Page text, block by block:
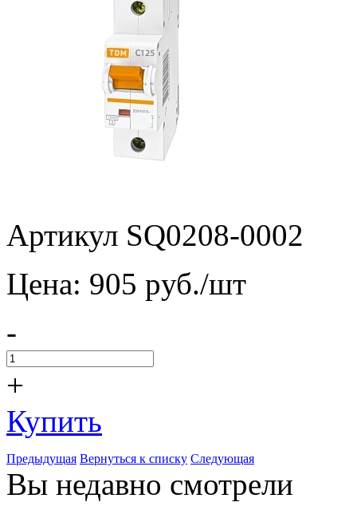
Артикул SQ0208-0002
Цена: 905 pуб./шт
-
+
Купить
Предыдущая Вернуться к списку Следующая
Вы недавно смотрели